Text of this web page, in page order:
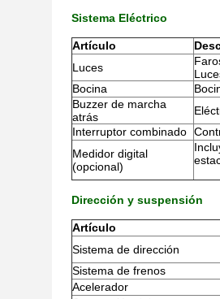
Sistema Eléctrico
Artículo
Luces
Bocina
Buzzer de marcha
atrás
Interruptor combinado
Medidor digital
(opcional)
Dirección y suspensión
Artículo
Sistema de dirección
Sistema de frenos
Acelerador